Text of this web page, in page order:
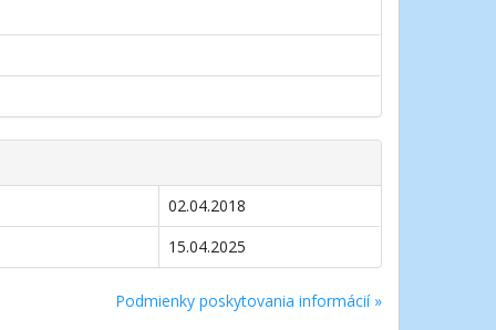
02.04.2018
15.04.2025
Podmienky poskytovania informácií »